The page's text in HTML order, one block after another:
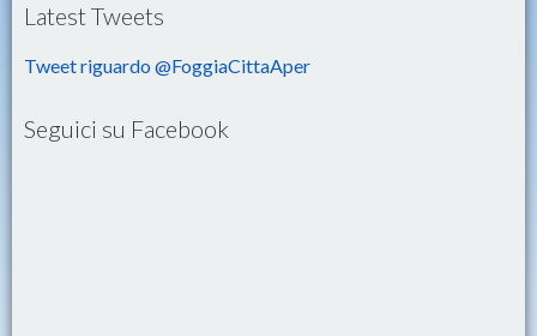
Latest Tweets
Tweet riguardo @FoggiaCittaAper
Seguici su Facebook